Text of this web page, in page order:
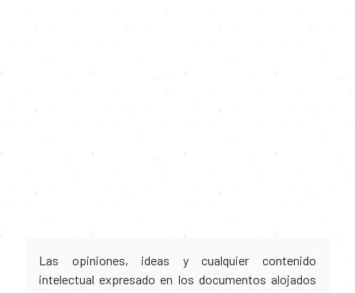
Las opiniones, ideas y cualquier contenido
intelectual expresado en los documentos alojados